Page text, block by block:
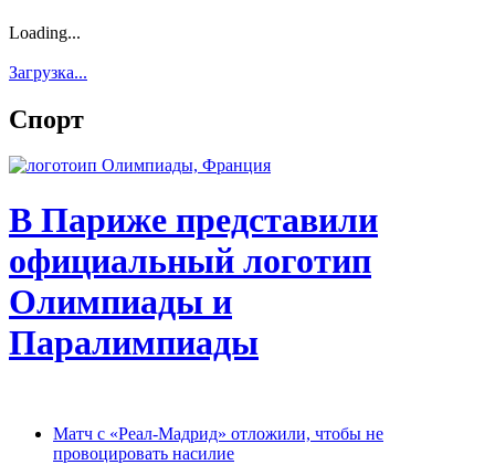
Loading...
Загрузка...
Спорт
В Париже представили
официальный логотип
Олимпиады и
Паралимпиады
Матч с «Реал-Мадрид» отложили, чтобы не
провоцировать насилие